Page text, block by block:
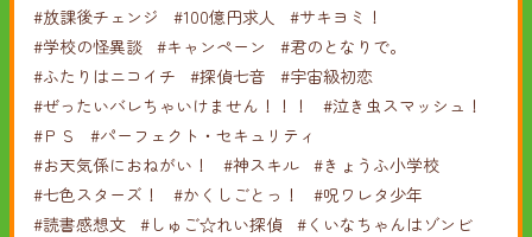
#放課後チェンジ
#100億円求人
#サキヨミ！
#学校の怪異談 #キャンペーン
#君のとなりで。
#ふたりはニコイチ
#探偵七音
#宇宙級初恋
#ぜったいバレちゃいけません！！！
#泣き虫スマッシュ！
#ＰＳ
#パーフェクト・セキュリティ
#お天気係におねがい！
#神スキル #きょうふ小学校
#七色スターズ！
#かくしごとっ！
#呪ワレタ少年
#読書感想文
#しゅご☆れい探偵 #くいなちゃんはゾンビ